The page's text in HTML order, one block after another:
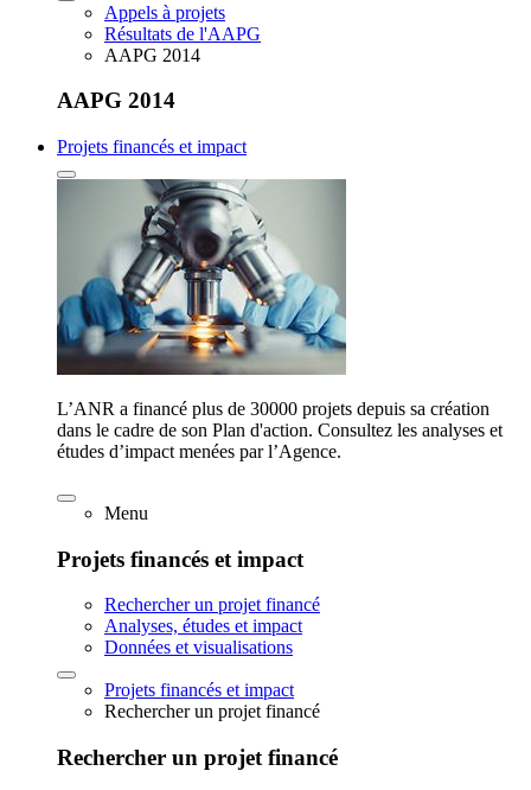
Appels à projets
Résultats de l'AAPG
AAPG 2014
AAPG 2014
Projets financés et impact
L’ANR a financé plus de 30000 projets depuis sa création
dans le cadre de son Plan d'action. Consultez les analyses et
études d’impact menées par l’Agence.
Menu
Projets financés et impact
Rechercher un projet financé
Analyses, études et impact
Données et visualisations
Projets financés et impact
Rechercher un projet financé
Rechercher un projet financé